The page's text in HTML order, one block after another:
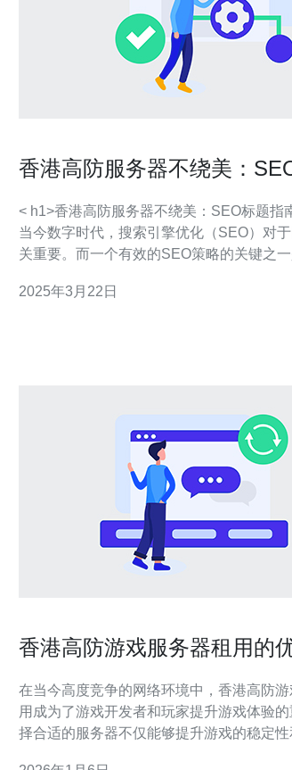
香港高防服务器不绕美：
< h1>香港高防服务器不绕美：SEO标题指南 < h2>引言
当今数字时代，搜索引擎优化（SEO）对
关重要。而一个有效的SEO策略的关键之
果，并给出一些编写SEO友好标题的指南。 < h2>什么是
2025年3月22日
香港高防游戏服务器租用的
在当今高度竞争的网络环境中，香港高防游
用成为了游戏开发者和玩家提升游戏体验
择合适的服务器不仅能够提升游戏的稳定